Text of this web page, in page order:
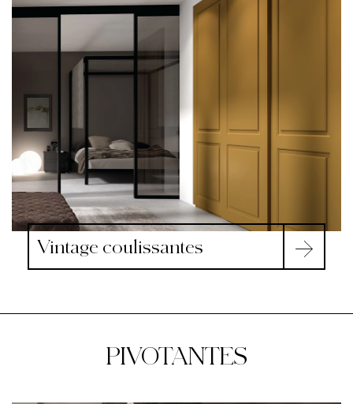
Vintage coulissantes
PIVOTANTES